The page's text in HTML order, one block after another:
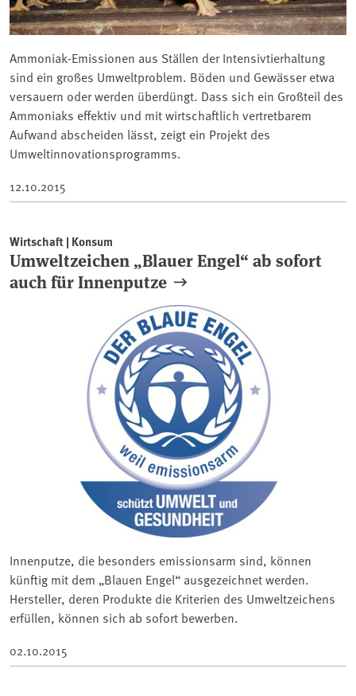
Ammoniak-Emissionen aus Ställen der Intensivtierhaltung
sind ein großes Umweltproblem. Böden und Gewässer etwa
versauern oder werden überdüngt. Dass sich ein Großteil des
Ammoniaks effektiv und mit wirtschaftlich vertretbarem
Aufwand abscheiden lässt, zeigt ein Projekt des
Umweltinnovationsprogramms.
12.10.2015
Wirtschaft | Konsum
Umweltzeichen „Blauer Engel“ ab sofort
auch für Innenputze
Innenputze, die besonders emissionsarm sind, können
künftig mit dem „Blauen Engel“ ausgezeichnet werden.
Hersteller, deren Produkte die Kriterien des Umweltzeichens
erfüllen, können sich ab sofort bewerben.
02.10.2015